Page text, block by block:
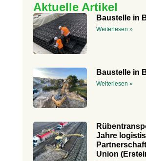
Aktuelle Artikel
Baustelle in
Weiterlesen »
Baustelle in
Weiterlesen »
Jahre
Union